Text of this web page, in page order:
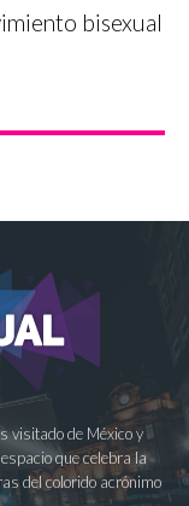
bisexual
visitado de México y
que celebra la
del colorido acrónimo